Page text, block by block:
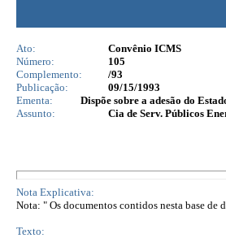
Ato:
Convênio ICMS
Número:
105
Complemento:
/93
Publicação:
09/15/1993
Ementa:
Dispõe sobre a adesão do
Assunto:
Cia de Serv. Públicos
Nota Explicativa:
Nota: " Os documentos contidos nesta base
Texto: